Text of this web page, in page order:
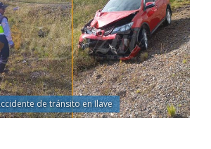
de tránsito en Ilave